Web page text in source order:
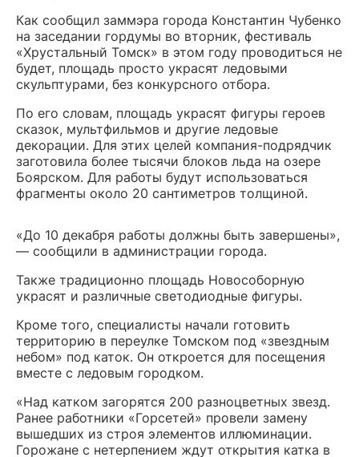
Как сообщил заммэра города Константин Чубенко
на заседании гордумы во вторник, фестиваль
«Хрустальный Томск» в этом году проводиться не
будет, площадь просто украсят ледовыми
скульптурами, без конкурсного отбора.
По его словам, площадь украсят фигуры героев
сказок, мультфильмов и другие ледовые
декорации. Для этих целей компания-подрядчик
заготовила более тысячи блоков льда на озере
Боярском. Для работы будут использоваться
фрагменты около 20 сантиметров толщиной.
«До 10 декабря работы должны быть завершены»,
— сообщили в администрации города.
Также традиционно площадь Новособорную
украсят и различные светодиодные фигуры.
Кроме того, специалисты начали готовить
территорию в переулке Томском под «звездным
небом» под каток. Он откроется для посещения
вместе с ледовым городком.
«Над катком загорятся 200 разноцветных звезд.
Ранее работники «Горсетей» провели замену
вышедших из строя элементов иллюминации.
Горожане с нетерпением ждут открытия катка в